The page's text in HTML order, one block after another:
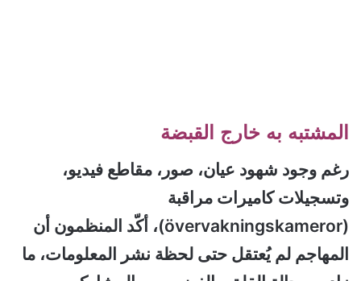
المشتبه به خارج القبضة
رغم وجود شهود عيان، صور، مقاطع فيديو،
وتسجيلات كاميرات مراقبة
(övervakningskameror)، أكّد المنظمون أن
المهاجم لم يُعتقل حتى لحظة نشر المعلومات، ما